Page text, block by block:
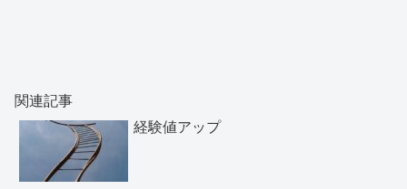
関連記事
経験値アップ